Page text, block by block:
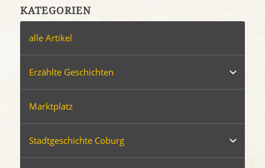
KATEGORIEN
alle Artikel
Erzählte Geschichten
Marktplatz
Stadtgeschichte Coburg